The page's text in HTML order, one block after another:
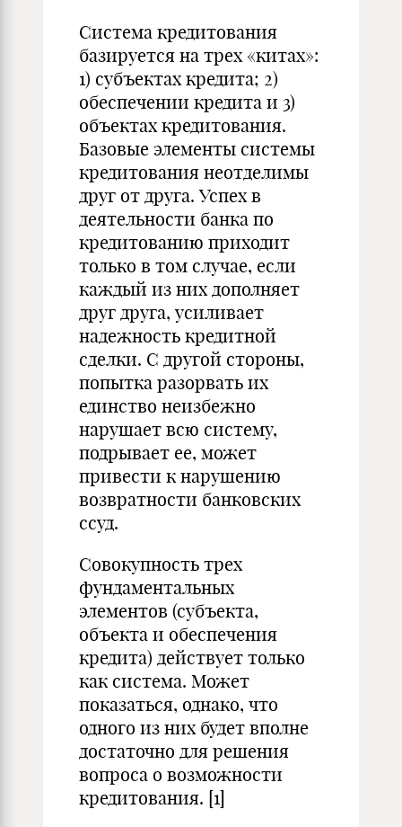
Система кредитования
базируется на трех «китах»:
1) субъектах кредита; 2)
обеспечении кредита и 3)
объектах кредитования.
Базовые элементы системы
кредитования неотделимы
друг от друга. Успех в
деятельности банка по
кредитованию приходит
только в том случае, если
каждый из них дополняет
друг друга, усиливает
надежность кредитной
сделки. С другой стороны,
попытка разорвать их
единство неизбежно
нарушает всю систему,
подрывает ее, может
привести к нарушению
возвратности банковских
ссуд.
Совокупность трех
фундаментальных
элементов (субъекта,
объекта и обеспечения
кредита) действует только
как система. Может
показаться, однако, что
одного из них будет вполне
достаточно для решения
вопроса о возможности
кредитования. [1]